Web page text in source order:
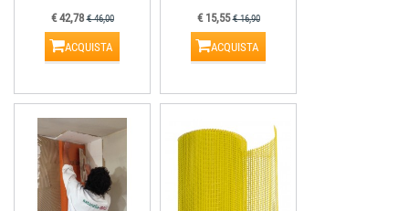
€ 42,78€ 46,00
ACQUISTA
€ 15,55€ 16,90
ACQUISTA